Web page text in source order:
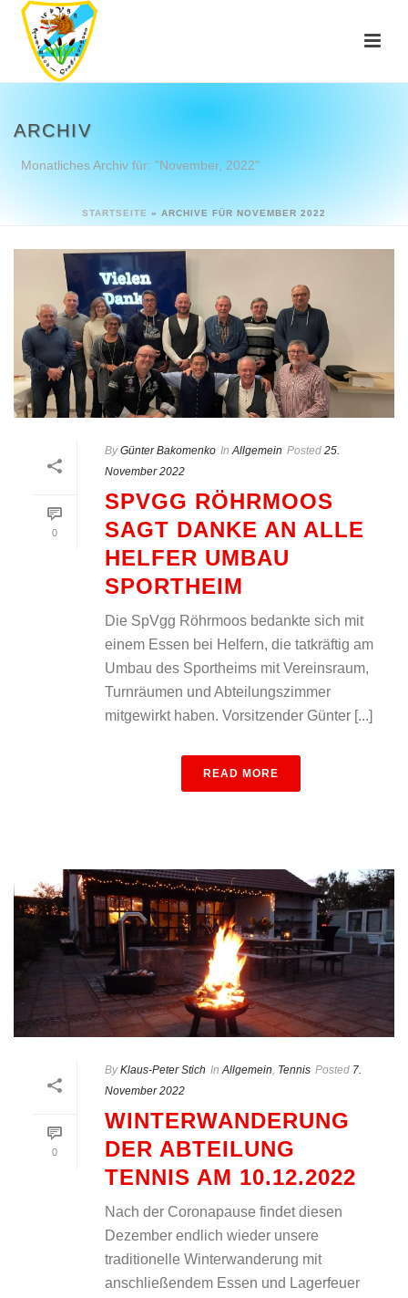
ARCHIV
Monatliches Archiv für: "November, 2022"
STARTSEITE » ARCHIVE FÜR NOVEMBER 2022
0
By Günter Bakomenko In Allgemein Posted 25.
November 2022
SPVGG RÖHRMOOS
SAGT DANKE AN ALLE
HELFER UMBAU
SPORTHEIM
Die SpVgg Röhrmoos bedankte sich mit
einem Essen bei Helfern, die tatkräftig am
Umbau des Sportheims mit Vereinsraum,
Turnräumen und Abteilungszimmer
mitgewirkt haben. Vorsitzender Günter [...]
READ MORE
0
By Klaus-Peter Stich In Allgemein, Tennis Posted 7.
November 2022
WINTERWANDERUNG
DER ABTEILUNG
TENNIS AM 10.12.2022
Nach der Coronapause findet diesen
Dezember endlich wieder unsere
traditionelle Winterwanderung mit
anschließendem Essen und Lagerfeuer